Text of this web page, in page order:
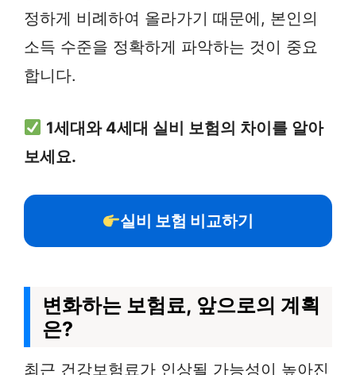
정하게 비례하여 올라가기 때문에, 본인의
소득 수준을 정확하게 파악하는 것이 중요
합니다.
1세대와 4세대 실비 보험의 차이를 알아
보세요.
실비 보험 비교하기
변화하는 보험료, 앞으로의 계획
은?
최근 건강보험료가 인상될 가능성이 높아진